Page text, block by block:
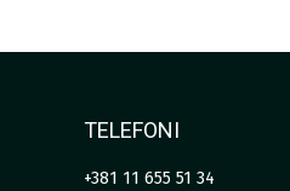
TELEFONI
+381 11 655 51 34